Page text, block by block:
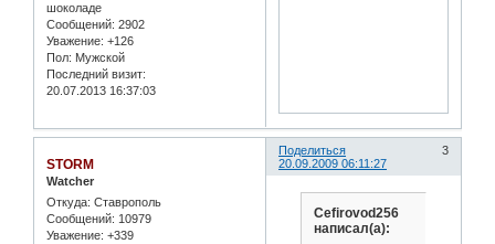
шоколаде
Сообщений: 2902
Уважение: +126
Пол: Мужской
Последний визит:
20.07.2013 16:37:03
Поделиться
3
20.09.2009 06:11:27
STORM
Watcher
Откуда: Ставрополь
Сообщений: 10979
Уважение: +339
Cefirovod256
написал(а):